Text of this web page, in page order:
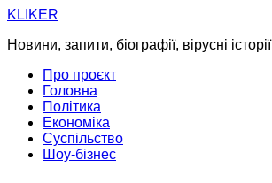
Skip
content
KLIKER
Новини, запити, біографії, вірусні історії
Про проєкт
Головна
Політика
Економіка
Суспільство
Шоу-бізнес